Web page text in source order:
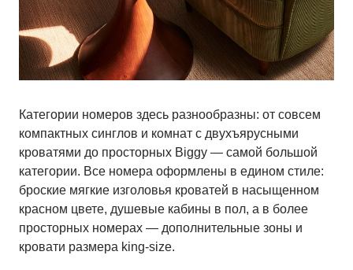
Категории номеров здесь разнообразны: от совсем
компактных синглов и комнат с двухъярусными
кроватями до просторных Biggy — самой большой
категории. Все номера оформлены в едином стиле:
броские мягкие изголовья кроватей в насыщенном
красном цвете, душевые кабины в пол, а в более
просторных номерах — дополнительные зоны и
кровати размера king-size.